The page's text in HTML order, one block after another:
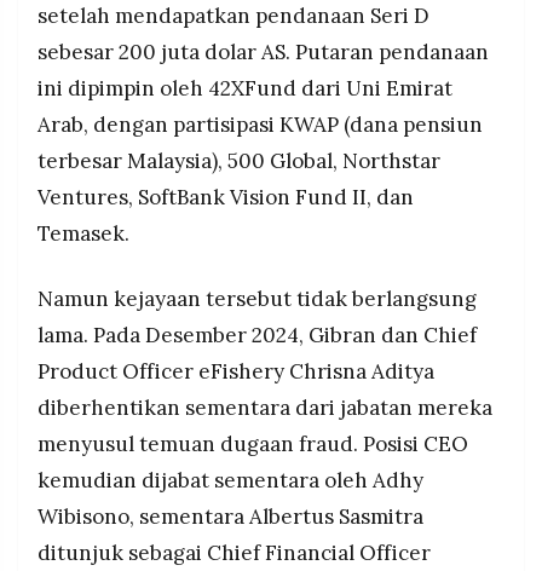
setelah mendapatkan pendanaan Seri D
sebesar 200 juta dolar AS. Putaran pendanaan
ini dipimpin oleh 42XFund dari Uni Emirat
Arab, dengan partisipasi KWAP (dana pensiun
terbesar Malaysia), 500 Global, Northstar
Ventures, SoftBank Vision Fund II, dan
Temasek.
Namun kejayaan tersebut tidak berlangsung
lama. Pada Desember 2024, Gibran dan Chief
Product Officer eFishery Chrisna Aditya
diberhentikan sementara dari jabatan mereka
menyusul temuan dugaan fraud. Posisi CEO
kemudian dijabat sementara oleh Adhy
Wibisono, sementara Albertus Sasmitra
ditunjuk sebagai Chief Financial Officer